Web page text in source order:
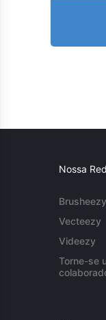
Nossa
Brusheezy
Vecteezy
Videezy
Torne-se